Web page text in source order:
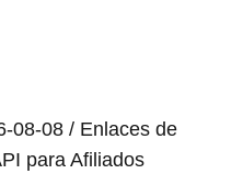
08-08 / Enlaces de
para Afiliados